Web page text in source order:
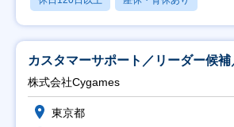
カスタマーサポート／リーダー候補
株式会社Cygames
東京都